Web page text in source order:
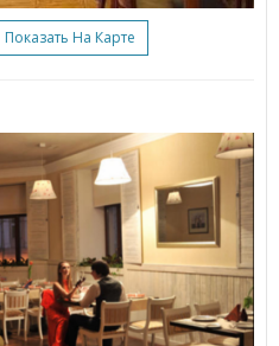
Показать На Карте